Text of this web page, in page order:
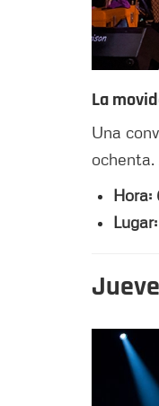
La
Una
ochenta.
Hora: